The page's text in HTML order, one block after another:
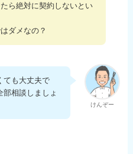
ら絶対に契約しないとい
ダメなの？
けんぞー
ても大丈夫で
相談しましょ